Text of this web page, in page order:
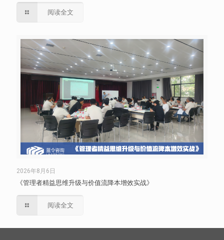
阅读全文
2026年8月6日
《管理者精益思维升级与价值流降本增效实战》
阅读全文